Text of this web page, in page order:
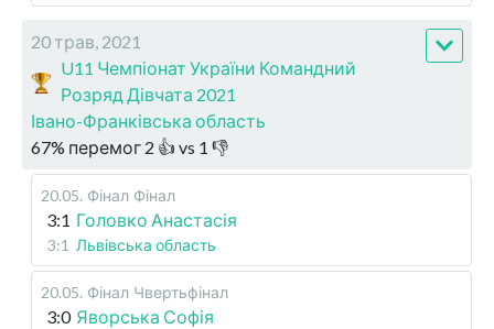
20 трав, 2021
U11 Чемпіонат України Командний
Розряд Дівчата 2021
Івано-Франківська область
67% перемог 2 👍 vs 1 👎
20.05. Фінал Фінал
3:1 Головко Анастасія
3:1 Львівська область
20.05. Фінал Чвертьфінал
3:0 Яворська Софія